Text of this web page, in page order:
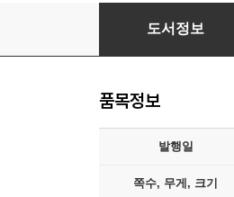
가족 수첩
도서정보
품목정보
발행일
쪽수, 무게, 크기